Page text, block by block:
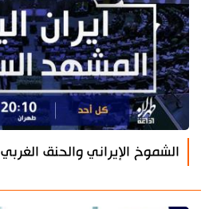
الشموخ الإيراني والحنق الغربي